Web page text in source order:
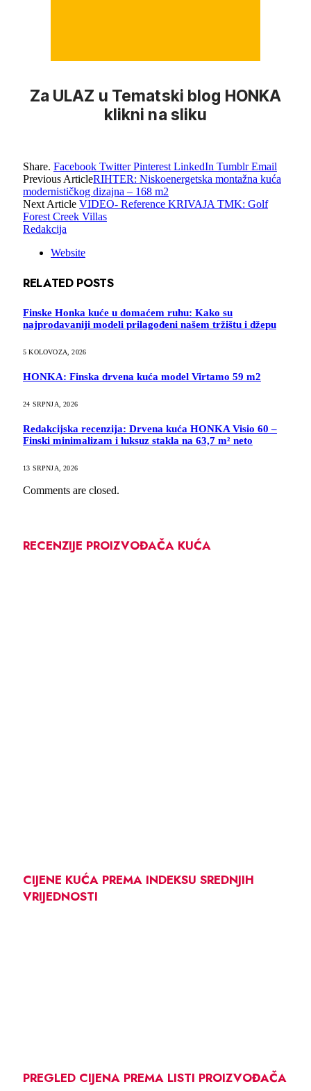
Za ULAZ u Tematski blog HONKA
klikni na sliku
Share. Facebook Twitter Pinterest LinkedIn Tumblr Email
Previous ArticleRIHTER: Niskoenergetska montažna kuća
modernističkog dizajna – 168 m2
Next Article VIDEO- Reference KRIVAJA TMK: Golf
Forest Creek Villas
Redakcija
Website
RELATED POSTS
Finske Honka kuće u domaćem ruhu: Kako su
najprodavaniji modeli prilagođeni našem tržištu i džepu
5 KOLOVOZA, 2026
HONKA: Finska drvena kuća model Virtamo 59 m2
24 SRPNJA, 2026
Redakcijska recenzija: Drvena kuća HONKA Visio 60 –
Finski minimalizam i luksuz stakla na 63,7 m² neto
13 SRPNJA, 2026
Comments are closed.
RECENZIJE PROIZVOĐAČA KUĆA
CIJENE KUĆA PREMA INDEKSU SREDNJIH
VRIJEDNOSTI
PREGLED CIJENA PREMA LISTI PROIZVOĐAČA